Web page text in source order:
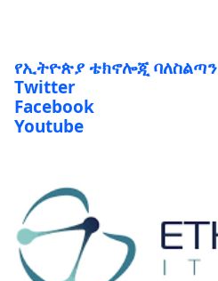
የኢትዮጵያ ቴክኖሎጂ ባለስልጣን
Twitter
Facebook
Youtube